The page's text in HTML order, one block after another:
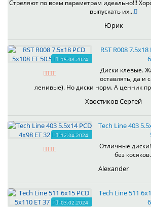
Стреляют по всем параметрам идеально!!!
выпускать их...
Юрик
15.08.2024
RST R008
Диски клевые.
оставлять, да и
ленивые). Но диски норм. А ценник
Хвостиков Сергей
12.04.2024
Tech Line 403
Отличные
без
Alexander
03.02.2024
Tech Line 511